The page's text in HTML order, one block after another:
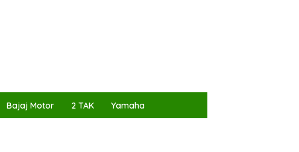
Bajaj Motor 2 TAK Yamaha